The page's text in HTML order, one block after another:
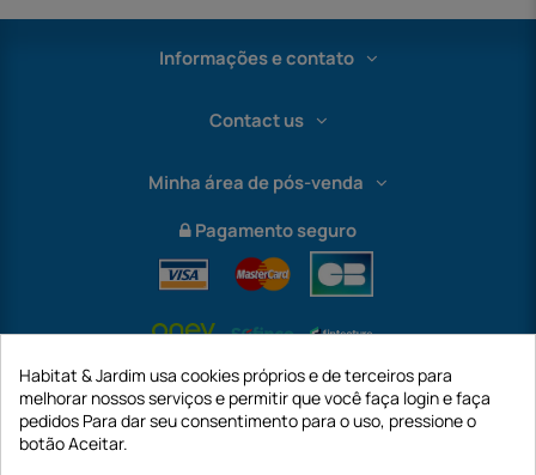
Informações e contato
Contact us
Minha área de pós-venda
Pagamento seguro
Habitat & Jardim usa cookies próprios e de terceiros para
melhorar nossos serviços e permitir que você faça login e faça
pedidos Para dar seu consentimento para o uso, pressione o
botão Aceitar.